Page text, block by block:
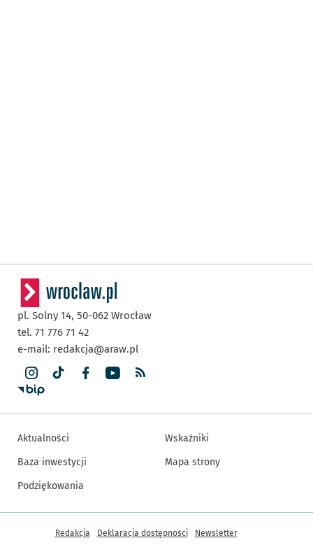
pl. Solny 14, 50-062 Wrocław
tel. 71 776 71 42
e-mail: redakcja@araw.pl
Aktualności
Baza inwestycji
Podziękowania
Wskaźniki
Mapa strony
Inne informacje
Redakcja Deklaracja dostępności Newsletter